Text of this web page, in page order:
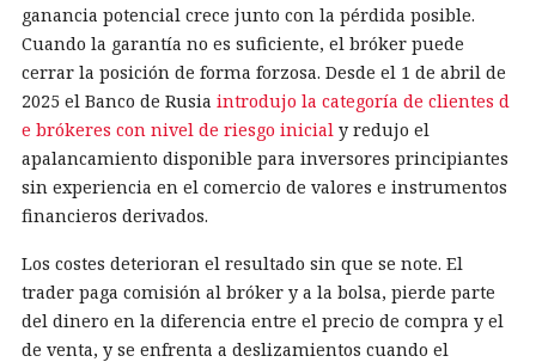
ganancia potencial crece junto con la pérdida posible.
Cuando la garantía no es suficiente, el bróker puede
cerrar la posición de forma forzosa. Desde el 1 de abril de
2025 el Banco de Rusia introdujo la categoría de clientes d
e brókeres con nivel de riesgo inicial y redujo el
apalancamiento disponible para inversores principiantes
sin experiencia en el comercio de valores e instrumentos
financieros derivados.
Los costes deterioran el resultado sin que se note. El
trader paga comisión al bróker y a la bolsa, pierde parte
del dinero en la diferencia entre el precio de compra y el
de venta, y se enfrenta a deslizamientos cuando el